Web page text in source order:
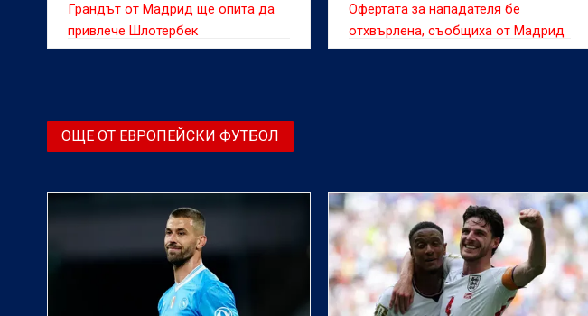
Грандът от Мадрид ще опита да
привлече Шлотербек
Офертата за нападателя бе
отхвърлена, съобщиха от Мадрид
ОЩЕ ОТ ЕВРОПЕЙСКИ ФУТБОЛ